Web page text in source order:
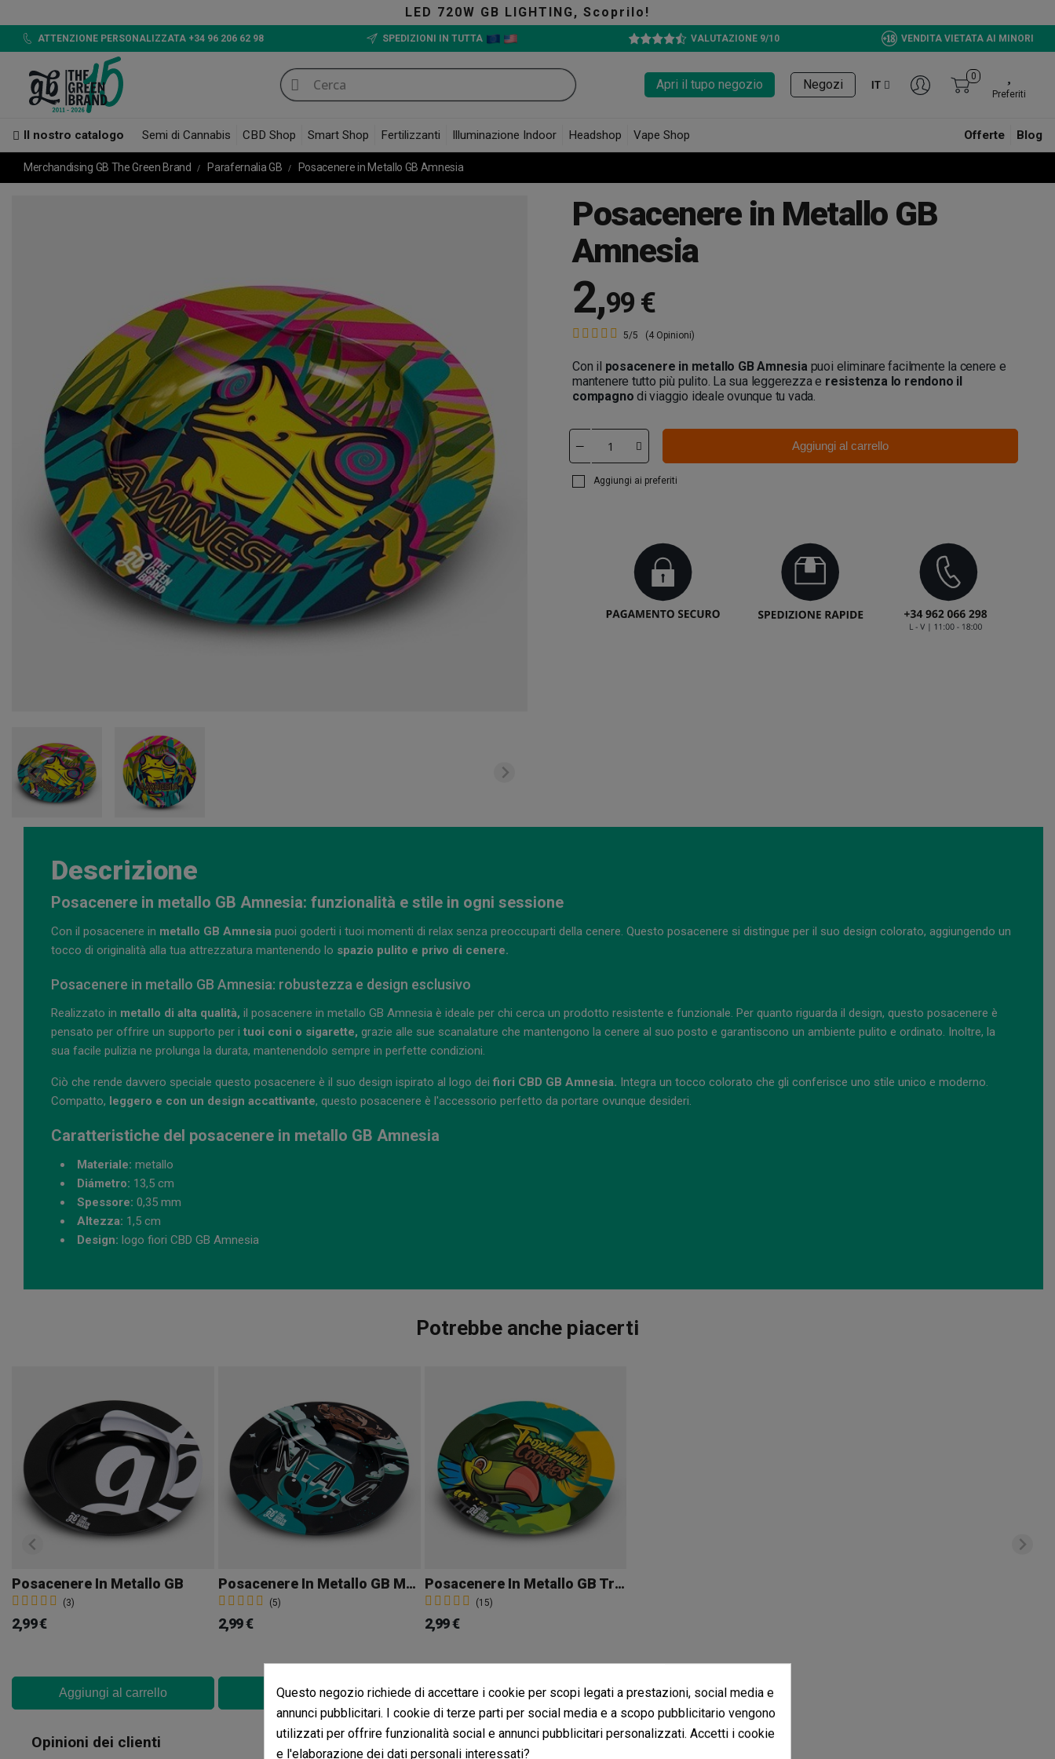
LED 720W GB LIGHTING, Scoprilo!
ATTENZIONE PERSONALIZZATA +34 96 206 62 98 SPEDIZIONI IN TUTTA VALUTAZIONE 9/10 VENDITA VIETATA AI MINORI
Apri il tupo negozio Negozi IT
0
Preferiti
Il nostro catalogo Semi di Cannabis CBD Shop Smart Shop Fertilizzanti Illuminazione Indoor Headshop Vape Shop Offerte Blog
Merchandising GB The Green Brand Parafernalia GB Posacenere in Metallo GB Amnesia
Posacenere in Metallo GB
Amnesia
2,99 €
5/5 (4 Opinioni)
Con il posacenere in metallo GB Amnesia puoi eliminare facilmente la cenere e
mantenere tutto più pulito. La sua leggerezza e resistenza lo rendono il
compagno di viaggio ideale ovunque tu vada.
Aggiungi al carrello
Aggiungi ai preferiti
Descrizione
Posacenere in metallo GB Amnesia: funzionalità e stile in ogni sessione
Con il posacenere in metallo GB Amnesia puoi goderti i tuoi momenti di relax senza preoccuparti della cenere. Questo posacenere si distingue per il suo design colorato, aggiungendo un
tocco di originalità alla tua attrezzatura mantenendo lo spazio pulito e privo di cenere.
Posacenere in metallo GB Amnesia: robustezza e design esclusivo
Realizzato in metallo di alta qualità, il posacenere in metallo GB Amnesia è ideale per chi cerca un prodotto resistente e funzionale. Per quanto riguarda il design, questo posacenere è
pensato per offrire un supporto per i tuoi coni o sigarette, grazie alle sue scanalature che mantengono la cenere al suo posto e garantiscono un ambiente pulito e ordinato. Inoltre, la
sua facile pulizia ne prolunga la durata, mantenendolo sempre in perfette condizioni.
Ciò che rende davvero speciale questo posacenere è il suo design ispirato al logo deifiori CBD GB Amnesia. Integra un tocco colorato che gli conferisce uno stile unico e moderno.
Compatto, leggero e con un design accattivante, questo posacenere è l'accessorio perfetto da portare ovunque desideri.
Caratteristiche del posacenere in metallo GB Amnesia
Materiale: metallo
Diámetro: 13,5 cm
Spessore: 0,35 mm
Altezza: 1,5 cm
Design: logo fiori CBD GB Amnesia
Potrebbe anche piacerti
Posacenere In Metallo GB
(3)
2,99 €
Aggiungi al carrello
Posacenere In Metallo GB MAC
(5)
2,99 €
Aggiungi al carrello
Posacenere In Metallo GB Tropicanna
(15)
2,99 €
Aggiungi al carrello
Opinioni dei clienti RecensioniPosacenere in Metallo GB Amnesia
Questo negozio richiede di accettare i cookie per scopi legati a prestazioni, social media e
annunci pubblicitari. I cookie di terze parti per social media e a scopo pubblicitario vengono
utilizzati per offrire funzionalità social e annunci pubblicitari personalizzati. Accetti i cookie
e l'elaborazione dei dati personali interessati?